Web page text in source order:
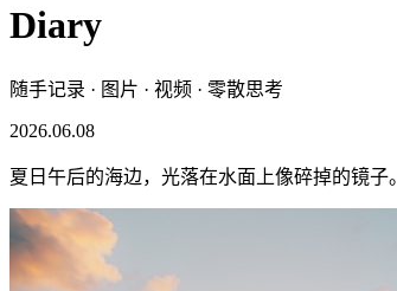
Diary
随手记录 · 图片 · 视频 · 零散思考
2026.06.08
夏日午后的海边，光落在水面上像碎掉的镜子。